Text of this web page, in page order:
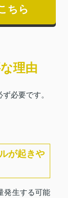
ちら
理由
必要です。
が起きや
発生する可能